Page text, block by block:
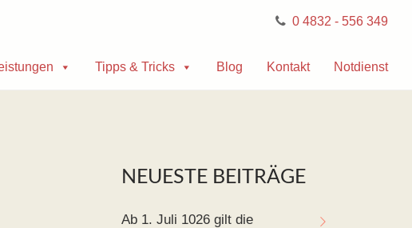
0 4832 - 556 349
Tipps & Tricks Blog Kontakt Notdienst
NEUESTE BEITRÄGE
Ab 1. Juli 1026 gilt die